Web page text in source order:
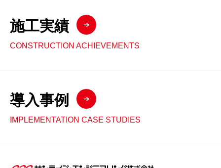
施工実績
CONSTRUCTION ACHIEVEMENTS
導入事例
IMPLEMENTATION CASE STUDIES